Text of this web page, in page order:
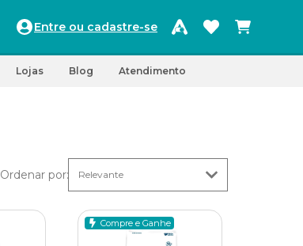
Entre ou cadastre-se
Lojas Blog Atendimento
Ordenar por:
Compre e Ganhe